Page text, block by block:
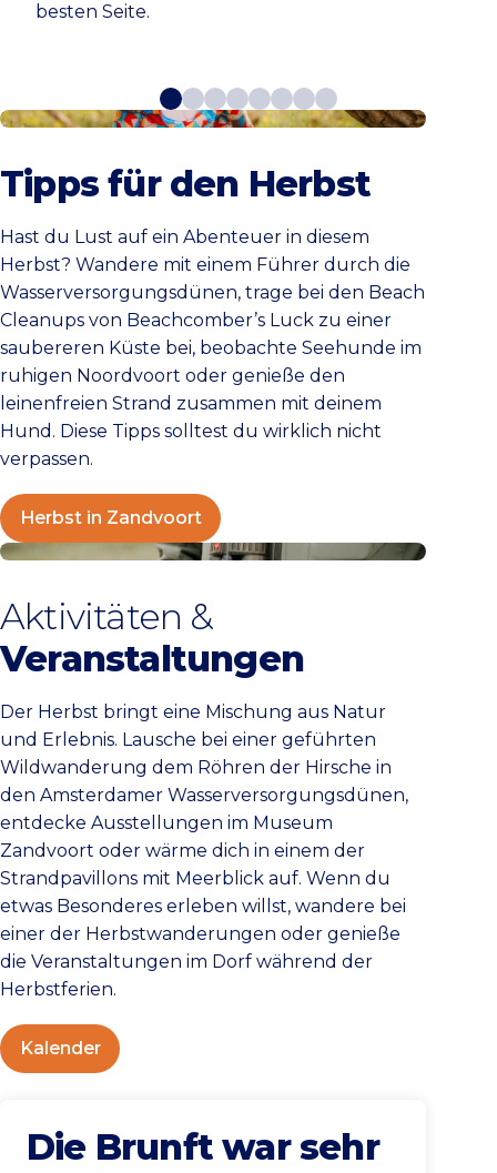
besten Seite.
Herbst in Zandvoort
Tipps für den Herbst
Hast du Lust auf ein Abenteuer in diesem
Herbst? Wandere mit einem Führer durch die
Wasserversorgungsdünen, trage bei den Beach
Cleanups von Beachcomber’s Luck zu einer
saubereren Küste bei, beobachte Seehunde im
ruhigen Noordvoort oder genieße den
leinenfreien Strand zusammen mit deinem
Hund. Diese Tipps solltest du wirklich nicht
verpassen.
Herbst in Zandvoort
Kalender
Aktivitäten &
Veranstaltungen
Der Herbst bringt eine Mischung aus Natur
und Erlebnis. Lausche bei einer geführten
Wildwanderung dem Röhren der Hirsche in
den Amsterdamer Wasserversorgungsdünen,
entdecke Ausstellungen im Museum
Zandvoort oder wärme dich in einem der
Strandpavillons mit Meerblick auf. Wenn du
etwas Besonderes erleben willst, wandere bei
einer der Herbstwanderungen oder genieße
die Veranstaltungen im Dorf während der
Herbstferien.
Kalender
Die Brunft war sehr